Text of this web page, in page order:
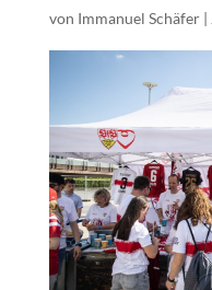
von Immanuel Schäfer|